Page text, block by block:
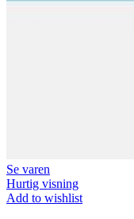
Se varen
Hurtig visning
Add to wishlist